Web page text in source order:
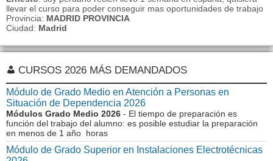
llevar el curso para poder conseguir mas oportunidades de trabajo
Provincia: MADRID PROVINCIA
Ciudad: Madrid
CURSOS 2026 MÁS DEMANDADOS
Módulo de Grado Medio en Atención a Personas en
Situación de Dependencia 2026
Módulos Grado Medio 2026 - El tiempo de preparación es
función del trabajo del alumno: es posible estudiar la preparación
en menos de 1 año horas
Módulo de Grado Superior en Instalaciones Electrotécnicas